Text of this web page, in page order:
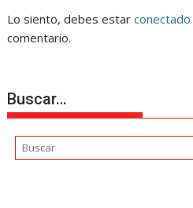
Lo siento, debes estarconectado
comentario.
Buscar…